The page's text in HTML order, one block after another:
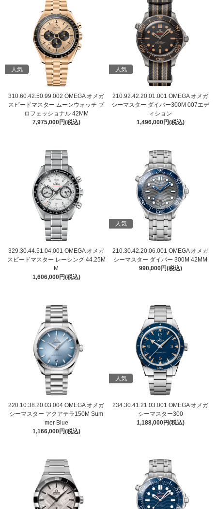
人気
310.60.42.50.99.002 OMEGA オメガ
スピードマスター ムーンウォッチ プ
ロフェッショナル 42MM
7,975,000円(税込)
人気
210.92.42.20.01.001 OMEGA オメガ
シーマスター ダイバー300M 007エデ
ィション
1,496,000円(税込)
329.30.44.51.04.001 OMEGA オメガ
スピードマスター レーシング 44.25M
M
1,606,000円(税込)
人気
210.30.42.20.06.001 OMEGA オメガ
シーマスター ダイバー 300M 42MM
990,000円(税込)
220.10.38.20.03.004 OMEGA オメガ
シーマスター アクアテラ150M Sum
mer Blue
1,166,000円(税込)
人気
234.30.41.21.03.001 OMEGA オメガ
シーマスター300
1,188,000円(税込)